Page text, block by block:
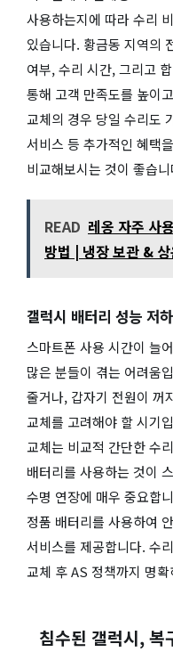
사용하는지에 따라 수리
있습니다. 황금동 지역의
여부, 수리 시간, 그리고
통해 고객 만족도를 높이
교체의 경우 당일 수리도
서비스 등 추가적인 혜택
비교해보시는 것이 좋습니
READ 레옹 자주 사
방법 | 냉장 보관 &
갤럭시 배터리 성능 저
스마트폰 사용 시간이 늘
많은 분들이 겪는 어려움
줄거나, 갑자기 전원이 꺼
교체를 고려해야 할 시기
교체는 비교적 간단한 수
배터리를 사용하는 것이
수명 연장에 매우 중요합
정품 배터리를 사용하여
서비스를 제공합니다. 수
교체 후 AS 정책까지 명
침수된 갤럭시, 복